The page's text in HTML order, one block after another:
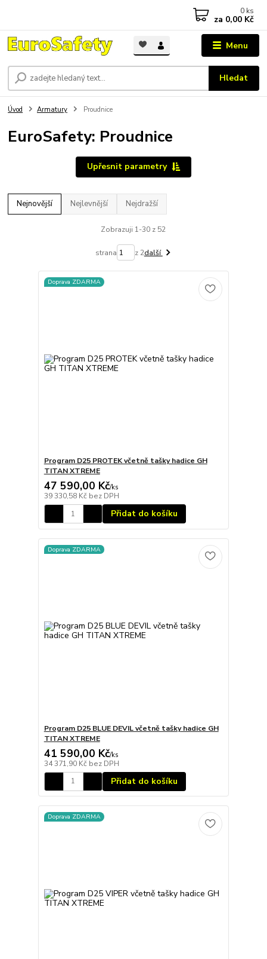
Menu
Hledat
0 ks
za 0,00 Kč
Úvod Armatury Proudnice
EuroSafety: Proudnice
Upřesnit parametry
Nejnovější Nejlevnější Nejdražší
Zobrazuji 1-30 z 52
strana z 2další
Doprava ZDARMA
Program D25 PROTEK včetně tašky hadice GH
TITAN XTREME
47 590,00 Kč/ks
39 330,58 Kč bez DPH
Přidat do košíku
Doprava ZDARMA
Program D25 BLUE DEVIL včetně tašky hadice GH
TITAN XTREME
41 590,00 Kč/ks
34 371,90 Kč bez DPH
Přidat do košíku
Doprava ZDARMA